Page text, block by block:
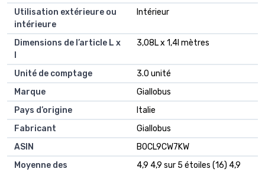
Utilisation extérieure ou
intérieure
Intérieur
Dimensions de l’article L x
3,08L x 1,4l mètres
Unité de comptage
3.0 unité
Marque
Giallobus
Pays d’origine
Italie
Fabricant
Giallobus
ASIN
B0CL9CW7KW
Moyenne des
4,9 4,9 sur 5 étoiles (16) 4,9